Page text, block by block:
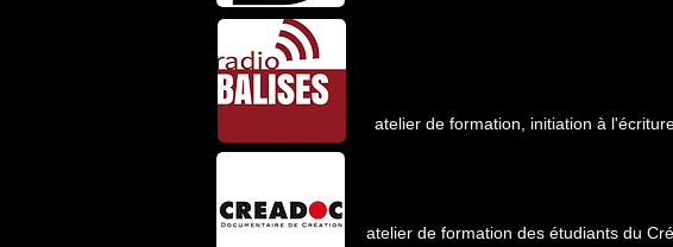
atelier de formation, initiation à
atelier de formation des étudiants du